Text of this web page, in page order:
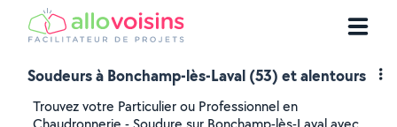
Soudeurs à Bonchamp-lès-Laval (53) et alentours
Trouvez votre Particulier ou Professionnel en